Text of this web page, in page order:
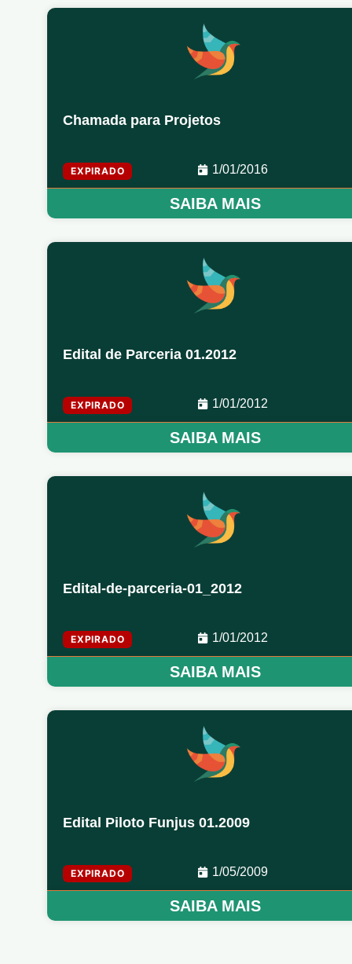
Chamada para Projetos
EXPIRADO 1/01/2016
SAIBA MAIS
Edital de Parceria 01.2012
EXPIRADO 1/01/2012
SAIBA MAIS
Edital-de-parceria-01_2012
EXPIRADO 1/01/2012
SAIBA MAIS
Edital Piloto Funjus 01.2009
EXPIRADO 1/05/2009
SAIBA MAIS